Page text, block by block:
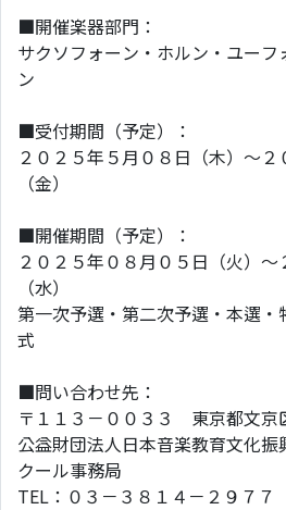
■開催楽器部門：
サクソフォーン・ホルン・ユーフ
ン
■受付期間（予定）：
２０２５年５月０８日（木）～
（金）
■開催期間（予定）：
２０２５年０８月０５日（火）
（水）
第一次予選・第二次予選・本選
式
■問い合わせ先：
〒１１３－００３３ 東京都文京
公益財団法人日本音楽教育文化
クール事務局
TEL：０３－３８１４－２９７７